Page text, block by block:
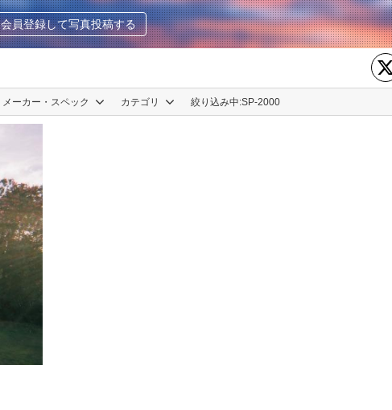
会員登録して写真投稿する
メーカー・スペック カテゴリ 絞り込み中:SP-2000